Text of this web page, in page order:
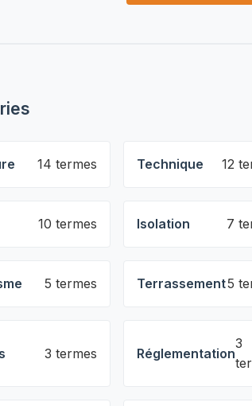
14 termes Technique 12
10 termes Isolation 7
5 termes Terrassement5
3 termes Réglementation
3